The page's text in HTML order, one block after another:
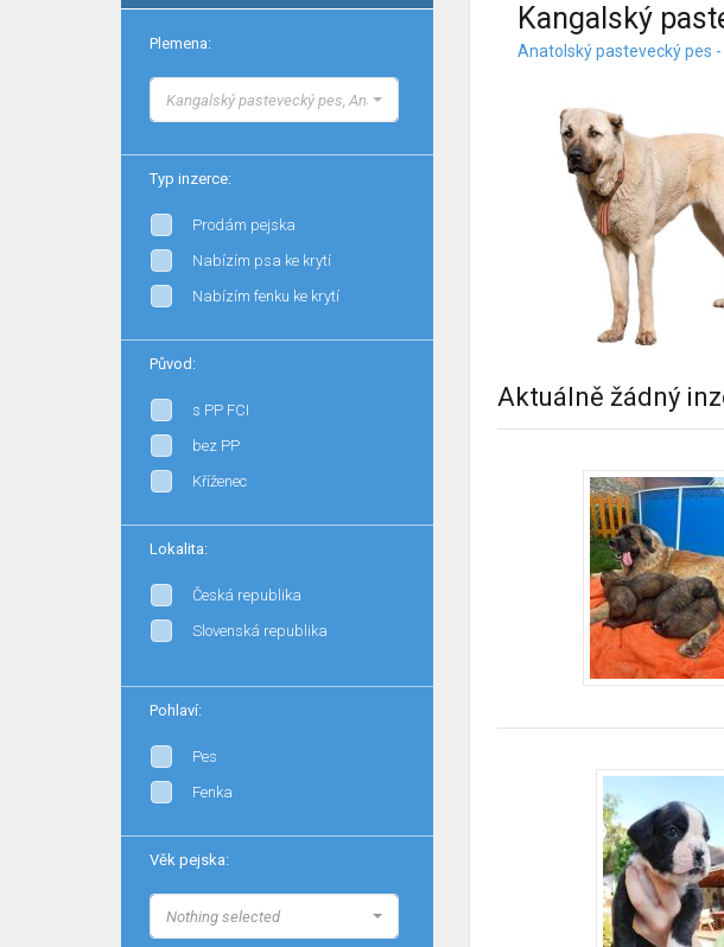
Plemena:
Kangalský pastevecký pes, Anatolský pastevecký pes
Typ inzerce:
Prodám pejska
Nabízím psa ke krytí
Nabízím fenku ke krytí
Původ:
s PP FCI
bez PP
Kříženec
Lokalita:
Česká republika
Slovenská republika
Pohlaví:
Pes
Fenka
Věk pejska:
Nothing selected
Kangalský
Anatolský pastevecký pes
Aktuálně žádný